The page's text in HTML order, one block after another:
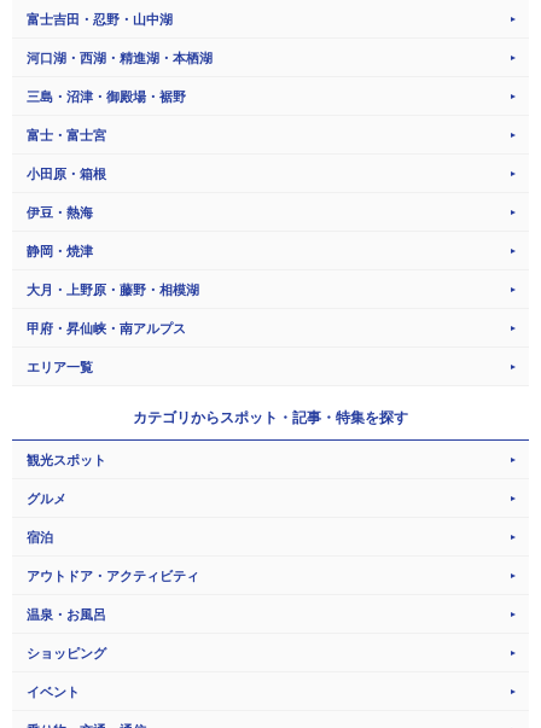
富士吉田・忍野・山中湖
河口湖・西湖・精進湖・本栖湖
三島・沼津・御殿場・裾野
富士・富士宮
小田原・箱根
伊豆・熱海
静岡・焼津
大月・上野原・藤野・相模湖
甲府・昇仙峡・南アルプス
エリア一覧
カテゴリから スポット・記事・特集を探す
観光スポット
グルメ
宿泊
アウトドア・アクティビティ
温泉・お風呂
ショッピング
イベント